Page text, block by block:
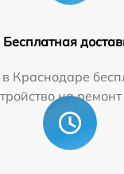
Бесплатная
Краснодаре
на